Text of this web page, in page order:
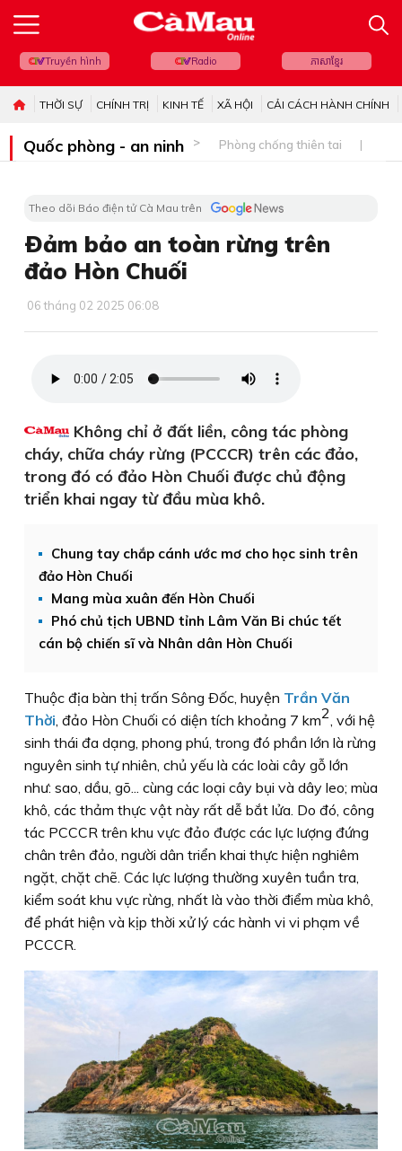
Truyền hình Radio ភាសាខ្មែរ
THỜI SỰ CHÍNH TRỊ KINH TẾ XÃ HỘI CẢI CÁCH HÀNH CHÍNH
Quốc phòng - an ninh Phòng chống thiên tai
Theo dõi Báo điện tử Cà Mau trên
Ðảm bảo an toàn rừng trên
đảo Hòn Chuối
06 tháng 02 2025 06:08
Không chỉ ở đất liền, công tác phòng
cháy, chữa cháy rừng (PCCCR) trên các đảo,
trong đó có đảo Hòn Chuối được chủ động
triển khai ngay từ đầu mùa khô.
Chung tay chắp cánh ước mơ cho học sinh trên
đảo Hòn Chuối
Mang mùa xuân đến Hòn Chuối
Phó chủ tịch UBND tỉnh Lâm Văn Bi chúc tết
cán bộ chiến sĩ và Nhân dân Hòn Chuối
Thuộc địa bàn thị trấn Sông Ðốc, huyện Trần Văn
Thời, đảo Hòn Chuối có diện tích khoảng 7 km2, với hệ
sinh thái đa dạng, phong phú, trong đó phần lớn là rừng
nguyên sinh tự nhiên, chủ yếu là các loài cây gỗ lớn
như: sao, dầu, gõ... cùng các loại cây bụi và dây leo; mùa
khô, các thảm thực vật này rất dễ bắt lửa. Do đó, công
tác PCCCR trên khu vực đảo được các lực lượng đứng
chân trên đảo, người dân triển khai thực hiện nghiêm
ngặt, chặt chẽ. Các lực lượng thường xuyên tuần tra,
kiểm soát khu vực rừng, nhất là vào thời điểm mùa khô,
để phát hiện và kịp thời xử lý các hành vi vi phạm về
PCCCR.